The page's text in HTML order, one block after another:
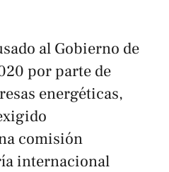
al Gobierno de
por parte de
energéticas,
comisión
internacional